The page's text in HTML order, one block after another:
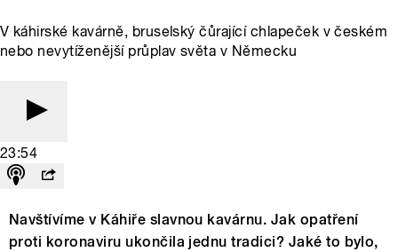
V káhirské kavárně, bruselský čůrající chlapeček v českém
nebo nevytíženější průplav světa v Německu
23:54
Navštívíme v Káhiře slavnou kavárnu. Jak opatření
proti koronaviru ukončila jednu tradici? Jaké to bylo,